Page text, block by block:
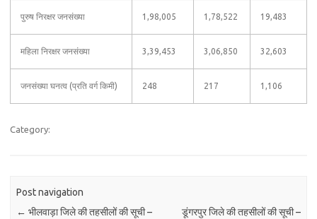
पुरुष निरक्षर जनसंख्या 1,98,005 1,78,522 19,483
महिला निरक्षर जनसंख्या 3,39,453 3,06,850 32,603
जनसंख्या घनत्व (प्रति वर्ग किमी) 248 217 1,106
Category:
Post navigation
← भीलवाड़ा जिले की तहसीलों की सूची –
डूंगरपुर जिले की तहसीलों की सूची –